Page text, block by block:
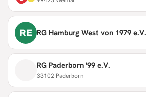
RE RG Hamburg West von 1979 e.V.
RG Paderborn '99 e.V.
33102 Paderborn